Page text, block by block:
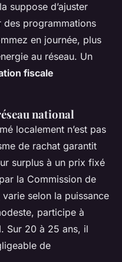
suppose d’ajuster
des programmations
en journée, plus
au réseau. Un
fiscale
national
localement n’est pas
de rachat garantit
surplus à un prix fixé
la Commission de
varie selon la puissance
participe à
Sur 20 à 25 ans, il
de